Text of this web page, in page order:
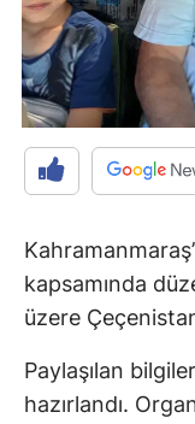
kapsamında
üzere
Paylaşılan
hazırlandı.